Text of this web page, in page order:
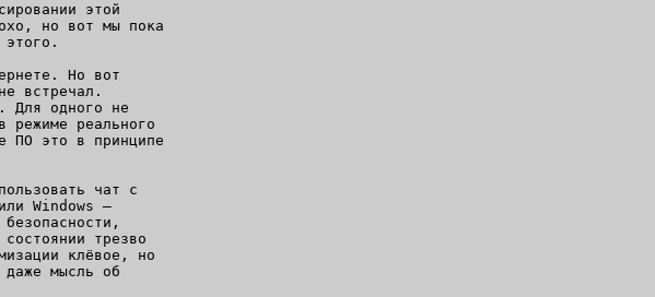
этой
но вот мы пока
этого.
Но вот
Для одного не
режиме реального
ПО это в принципе
чат с
Windows —
трезво
клёвое, но
даже мысль об